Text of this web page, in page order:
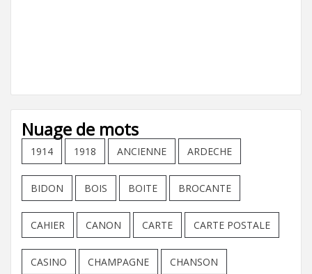
Nuage de mots
1914 1918 ANCIENNE ARDECHE
BIDON BOIS BOITE BROCANTE
CAHIER CANON CARTE CARTE POSTALE
CASINO CHAMPAGNE CHANSON